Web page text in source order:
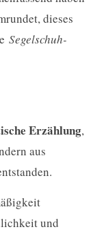
dieses
Segelschuh-
Erzählung,
aus
und